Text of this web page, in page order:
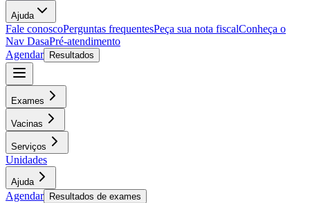
Ajuda
Fale conoscoPerguntas frequentesPeça sua nota fiscalConheça o
Nav DasaPré-atendimento
Agendar
Resultados
Exames
Vacinas
Serviços
Unidades
Ajuda
Agendar Resultados de exames